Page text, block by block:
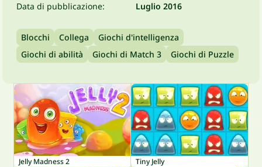
Data di pubblicazione:
Luglio 2016
Blocchi Collega
Giochi d'intelligenza
Giochi di abilità
Giochi di Match 3 Giochi di Puzzle
Jelly Madness 2 Tiny Jelly